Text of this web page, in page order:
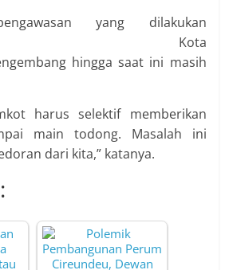
yang dilakukan
Kota
hingga saat ini masih
harus selektif memberikan
main todong. Masalah ini
dari kita,” katanya.